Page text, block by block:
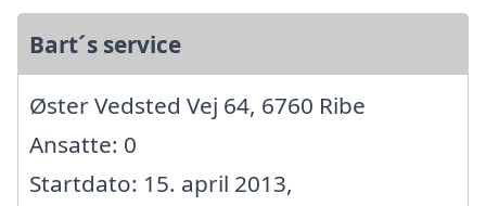
Bart´s service
Øster Vedsted Vej 64, 6760 Ribe
Ansatte: 0
Startdato: 15. april 2013,